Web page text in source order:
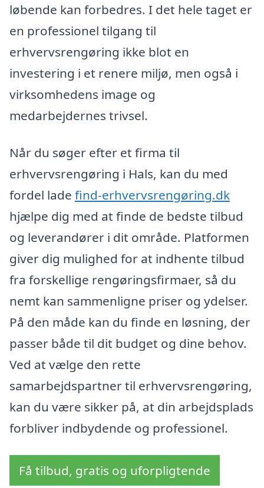
løbende kan forbedres. I det hele taget er
en professionel tilgang til
erhvervsrengøring ikke blot en
investering i et renere miljø, men også i
virksomhedens image og
medarbejdernes trivsel.
Når du søger efter et firma til
erhvervsrengøring i Hals, kan du med
fordel lade find-erhvervsrengøring.dk
hjælpe dig med at finde de bedste tilbud
og leverandører i dit område. Platformen
giver dig mulighed for at indhente tilbud
fra forskellige rengøringsfirmaer, så du
nemt kan sammenligne priser og ydelser.
På den måde kan du finde en løsning, der
passer både til dit budget og dine behov.
Ved at vælge den rette
samarbejdspartner til erhvervsrengøring,
kan du være sikker på, at din arbejdsplads
forbliver indbydende og professionel.
Få tilbud, gratis og uforpligtende